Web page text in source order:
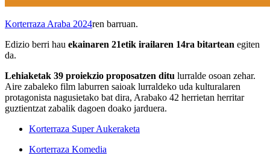
Korterraza Araba 2024ren barruan.
Edizio berri hau ekainaren 21etik irailaren 14ra bitartean egiten
da.
Lehiaketak 39 proiekzio proposatzen ditu lurralde osoan zehar.
Aire zabaleko film laburren saioak lurraldeko uda kulturalaren
protagonista nagusietako bat dira, Arabako 42 herrietan herritar
guztientzat zabalik dagoen doako jarduera.
Korterraza Super Aukeraketa
Korterraza Komedia